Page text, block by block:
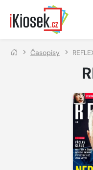
Přejít na hlavní obsah
Časopisy